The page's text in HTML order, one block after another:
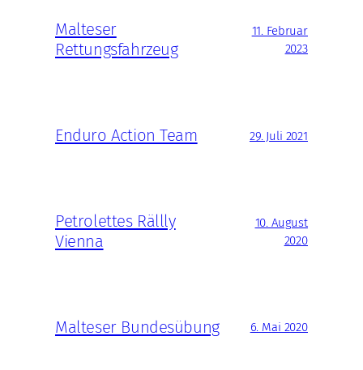
Malteser
Rettungsfahrzeug
11. Februar
2023
Enduro Action Team 29. Juli 2021
Petrolettes Rällly
Vienna
10. August
2020
Malteser Bundesübung 6. Mai 2020